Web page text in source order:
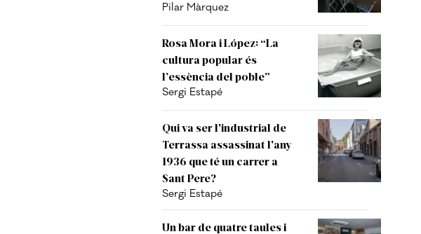
Pilar Màrquez
Rosa Mora i López: “La
cultura popular és
l’essència del poble”
Sergi Estapé
Qui va ser l'industrial de
Terrassa assassinat l'any
1936 que té un carrer a
Sant Pere?
Sergi Estapé
Un bar de quatre taules i